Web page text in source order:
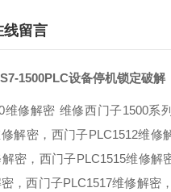
线留言
1500PLC设备停机锁定破解
维修解密 维修西门子1500系
解密，西门子PLC1512维修
密，西门子PLC1515维修解
，西门子PLC1517维修解密